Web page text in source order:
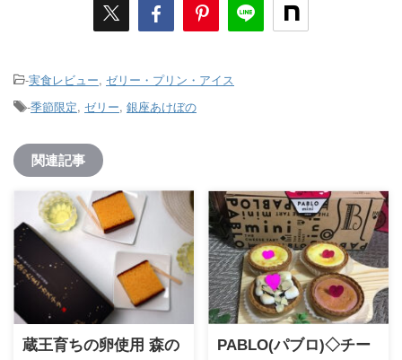
-実食レビュー, ゼリー・プリン・アイス
-季節限定, ゼリー, 銀座あけぼの
関連記事
蔵王育ちの卵使用 森の
PABLO(パブロ)◇チー